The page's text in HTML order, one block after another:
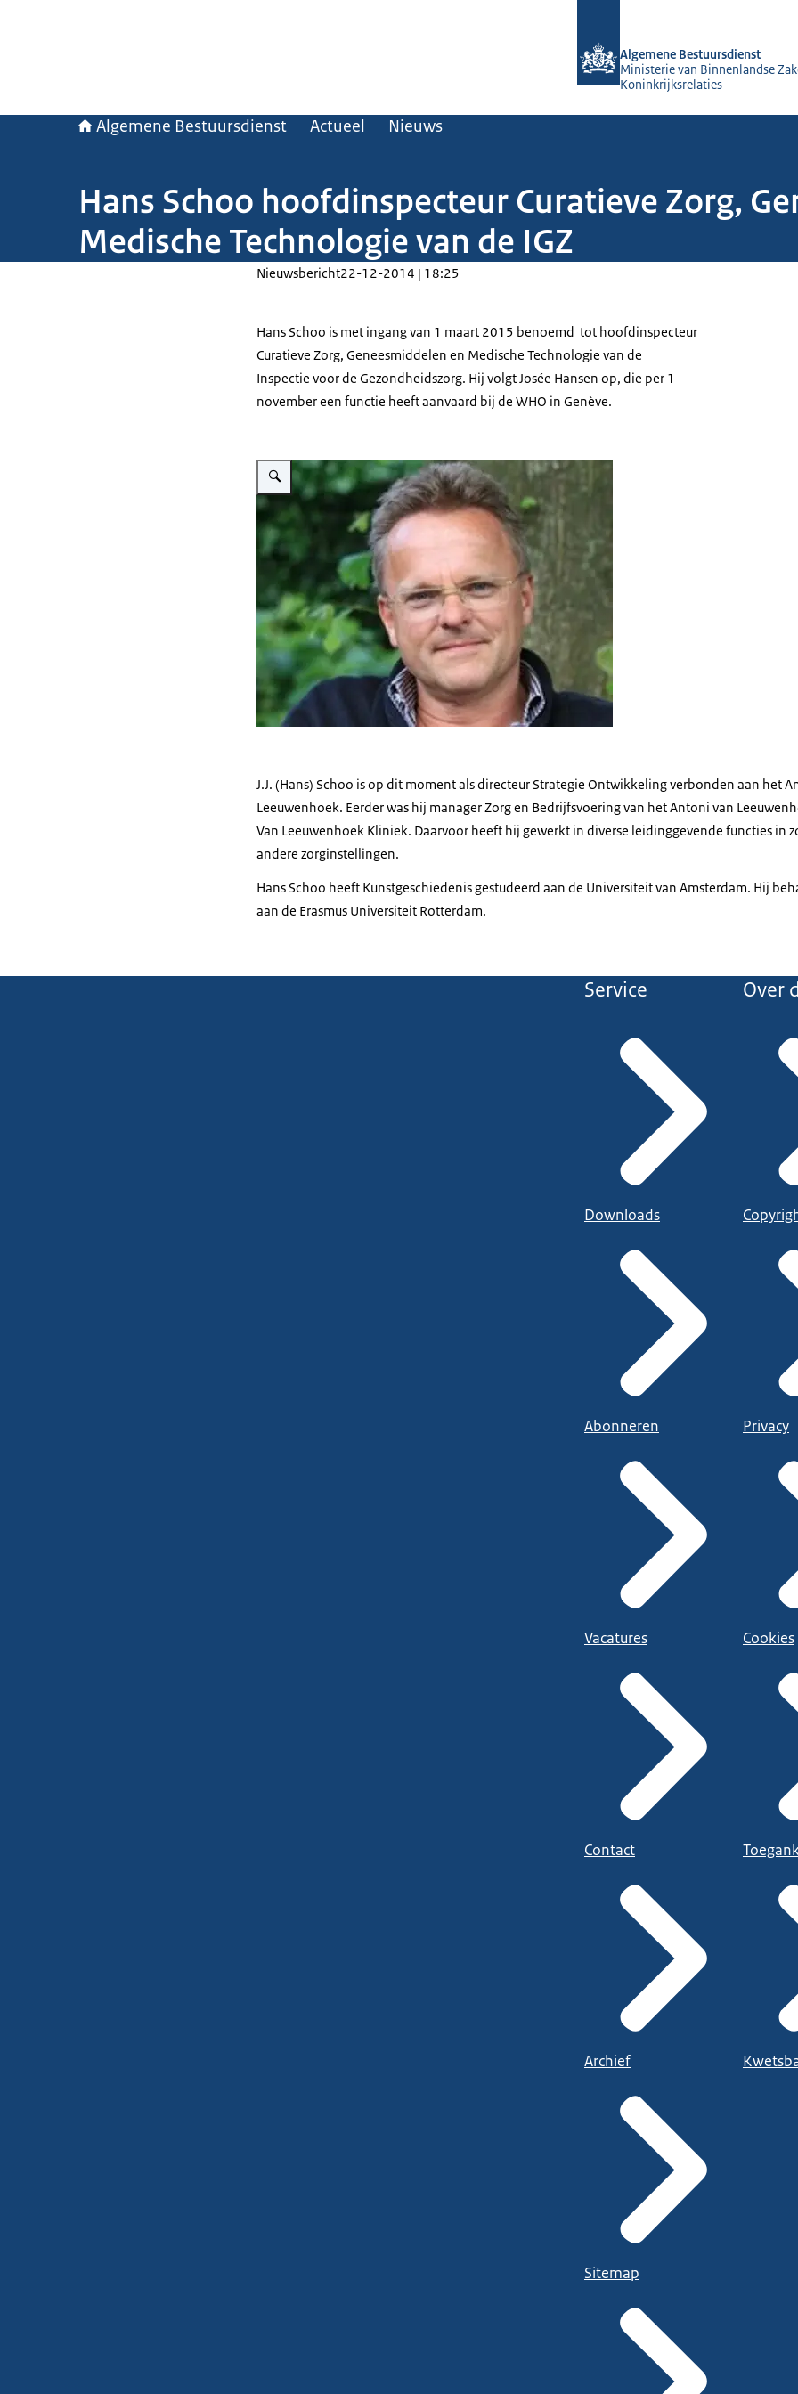
Algemene Bestuursdienst
Ministerie van Binnenlandse
Koninkrijksrelaties
Algemene Bestuursdienst Actueel Nieuws
Hans Schoo hoofdinspecteur Curatieve Zorg,
Medische Technologie van de IGZ
Nieuwsbericht22-12-2014 | 18:25
Hans Schoo is met ingang van 1 maart 2015 benoemd tot hoofdinspecteur
Curatieve Zorg, Geneesmiddelen en Medische Technologie van de
Inspectie voor de Gezondheidszorg. Hij volgt Josée Hansen op, die per 1
november een functie heeft aanvaard bij de WHO in Genève.
Vergroot afbeelding Hans Schoo
J.J. (Hans) Schoo is op dit moment als directeur Strategie Ontwikkeling verbonden aan het
Leeuwenhoek. Eerder was hij manager Zorg en Bedrijfsvoering van het Antoni van
Van Leeuwenhoek Kliniek. Daarvoor heeft hij gewerkt in diverse leidinggevende functies in
andere zorginstellingen.
Hans Schoo heeft Kunstgeschiedenis gestudeerd aan de Universiteit van Amsterdam. Hij
aan de Erasmus Universiteit Rotterdam.
Service
Downloads
Abonneren
Vacatures
Contact
Archief
Sitemap
Over
Privacy
Cookies